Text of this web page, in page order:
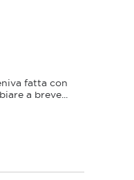
fatta con
a breve...